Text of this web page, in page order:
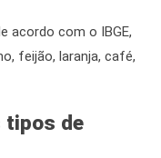
acordo com o IBGE,
feijão, laranja, café,
tipos de